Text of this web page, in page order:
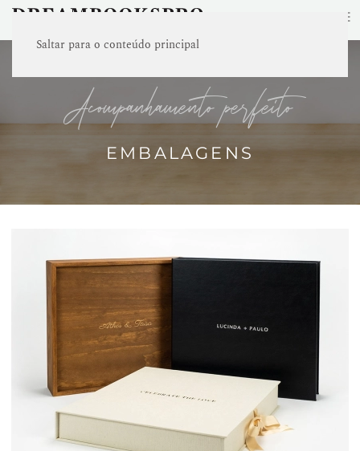
Saltar para o conteúdo principal
acompanhamento perfeito
EMBALAGENS
≡